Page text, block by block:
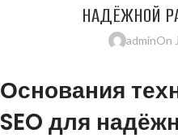
НАДЁЖНОЙ
adminOn
Основания
SEO для